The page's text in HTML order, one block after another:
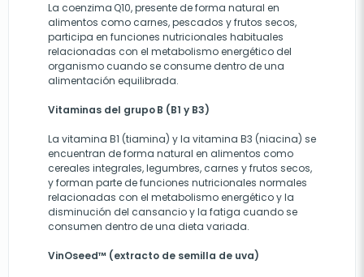
La coenzima Q10, presente de forma natural en
alimentos como carnes, pescados y frutos secos,
participa en funciones nutricionales habituales
relacionadas con el metabolismo energético del
organismo cuando se consume dentro de una
alimentación equilibrada.
Vitaminas del grupo B (B1 y B3)
La vitamina B1 (tiamina) y la vitamina B3 (niacina) se
encuentran de forma natural en alimentos como
cereales integrales, legumbres, carnes y frutos secos,
y forman parte de funciones nutricionales normales
relacionadas con el metabolismo energético y la
disminución del cansancio y la fatiga cuando se
consumen dentro de una dieta variada.
VinOseed™ (extracto de semilla de uva)